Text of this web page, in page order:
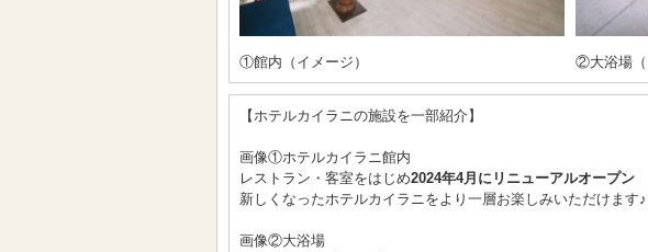
①館内（イメージ） ②大浴場（
【ホテルカイラニの施設を一部紹介】
画像①ホテルカイラニ館内
レストラン・客室をはじめ2024年4月にリニューアルオープン
新しくなったホテルカイラニをより一層お楽しみいただけます♪
画像②大浴場